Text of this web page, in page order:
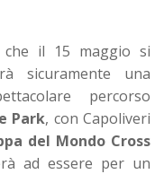
il 15 maggio si
sicuramente una
percorso
Park, con Capoliveri
del Mondo Cross
ad essere per un